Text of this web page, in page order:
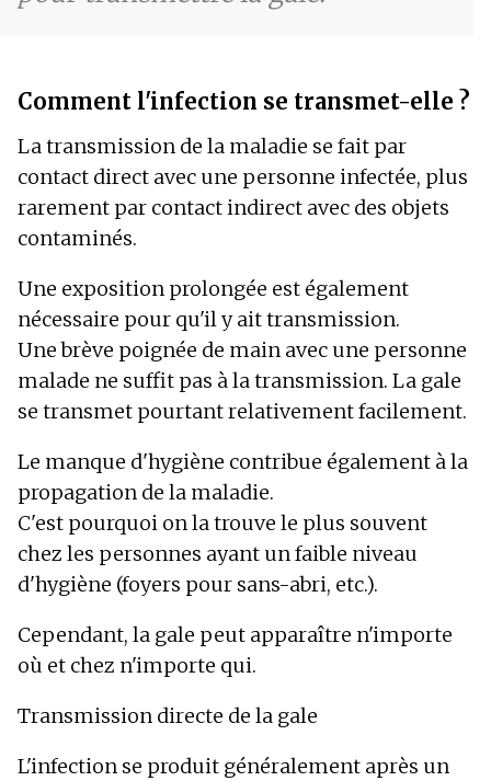
Comment l'infection se transmet-elle ?
La transmission de la maladie se fait par
contact direct avec une personne infectée, plus
rarement par contact indirect avec des objets
contaminés.
Une exposition prolongée est également
nécessaire pour qu'il y ait transmission.
Une brève poignée de main avec une personne
malade ne suffit pas à la transmission. La gale
se transmet pourtant relativement facilement.
Le manque d'hygiène contribue également à la
propagation de la maladie.
C'est pourquoi on la trouve le plus souvent
chez les personnes ayant un faible niveau
d'hygiène (foyers pour sans-abri, etc.).
Cependant, la gale peut apparaître n'importe
où et chez n'importe qui.
Transmission directe de la gale
L'infection se produit généralement après un